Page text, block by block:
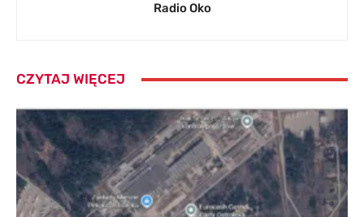
Radio Oko
CZYTAJ WIĘCEJ